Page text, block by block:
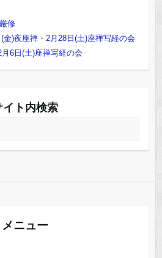
修
金)夜座禅・2月28日(土)座禅写経の会
6日(土)座禅写経の会
イト内検索
メニュー